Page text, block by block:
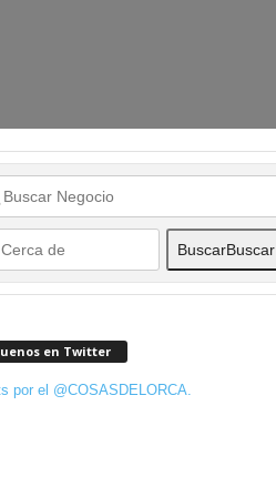
BuscarBuscar
en Twitter
por el @COSASDELORCA.